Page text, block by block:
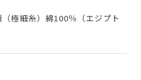
極細糸）綿100％（エジプト